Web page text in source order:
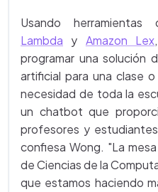
Usando herramientas
Lambda y Amazon Lex
programar una solución
artificial para una clase
necesidad de toda la
un chatbot que
profesores y
confiesa Wong. "La
de Ciencias de la
que estamos haciendo